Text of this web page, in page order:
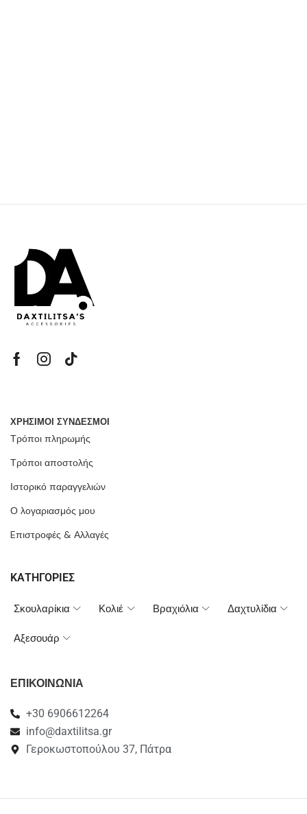
ΧΡΗΣΙΜΟΙ ΣΥΝΔΕΣΜΟΙ
Τρόποι πληρωμής
Τρόποι αποστολής
Ιστορικό παραγγελιών
Ο λογαριασμός μου
Eπιστροφές & Αλλαγές
ΚΑΤΗΓΟΡΙΕΣ
Σκουλαρίκια Κολιέ Βραχιόλια Δαχτυλίδια
Αξεσουάρ
ΕΠΙΚΟΙΝΩΝΙΑ
+30 6906612264
info@daxtilitsa.gr
Γεροκωστοπούλου 37, Πάτρα